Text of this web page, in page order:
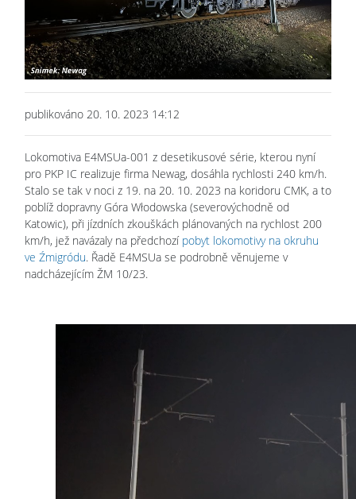
publikováno 20. 10. 2023 14:12
Lokomotiva E4MSUa-001 z desetikusové série, kterou nyní
pro PKP IC realizuje firma Newag, dosáhla rychlosti 240 km/h.
Stalo se tak v noci z 19. na 20. 10. 2023 na koridoru CMK, a to
poblíž dopravny Góra Włodowska (severovýchodně od
Katowic), při jízdních zkouškách plánovaných na rychlost 200
km/h, jež navázaly na předchozí pobyt lokomotivy na okruhu
ve Źmigródu. Řadě E4MSUa se podrobně věnujeme v
nadcházejícím ŽM 10/23.